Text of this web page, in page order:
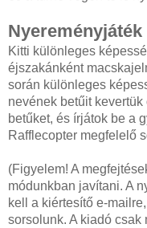
Nyereményjáték
Kitti különleges
éjszakánként
során különleges
nevének betűit
betűket, és írjátok be a
Rafflecopter megfelelő
(Figyelem! A
módunkban javítani. A
kell a kiértesítő e-
sorsolunk. A kiadó csak